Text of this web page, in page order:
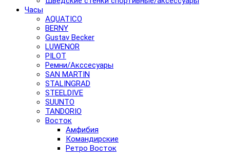
Часы
AQUATICO
BERNY
Gustav Becker
LUWENOR
PILOT
Pемни/Акссесуары
SAN MARTIN
STALINGRAD
STEELDIVE
SUUNTO
TANDORIO
Восток
Амфибия
Командирские
Ретро Восток